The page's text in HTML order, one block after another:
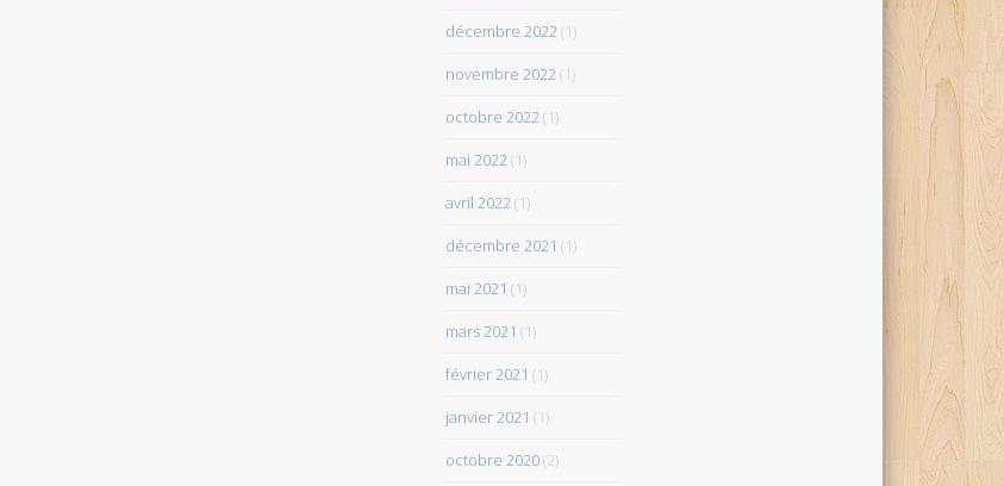
décembre 2022 (1)
novembre 2022 (1)
octobre 2022 (1)
mai 2022 (1)
avril 2022 (1)
décembre 2021 (1)
mai 2021 (1)
mars 2021 (1)
février 2021 (1)
janvier 2021 (1)
octobre 2020(2)